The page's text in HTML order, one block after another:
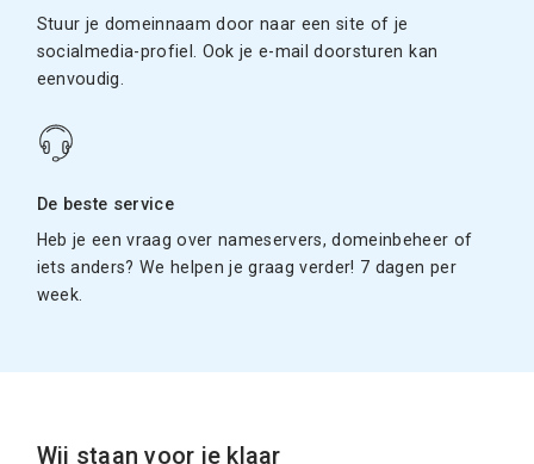
Stuur je domeinnaam door naar een site of je
socialmedia-profiel. Ook je e-mail doorsturen kan
eenvoudig.
De beste service
Heb je een vraag over nameservers, domeinbeheer of
iets anders? We helpen je graag verder! 7 dagen per
week.
Wij staan voor je klaar